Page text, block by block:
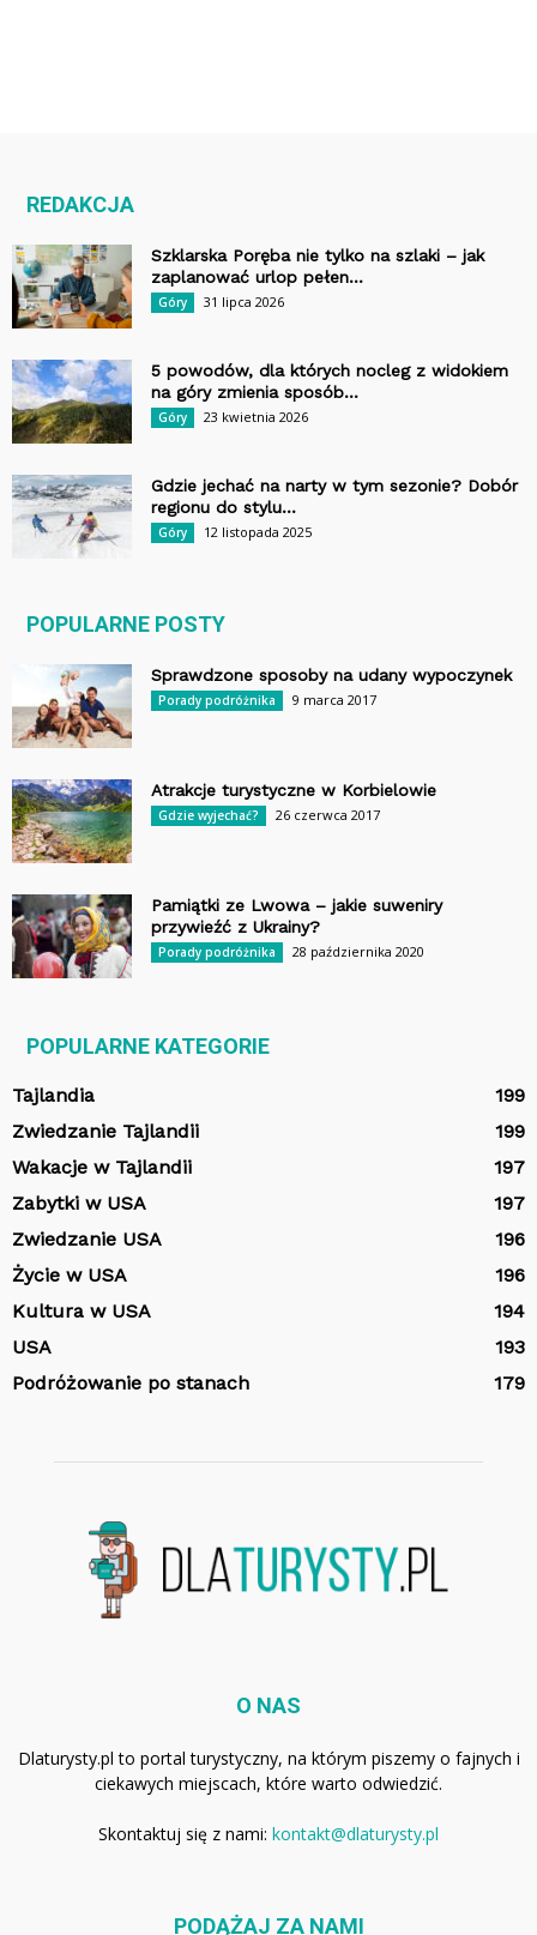
REDAKCJA
Szklarska Poręba nie tylko na szlaki – jak
zaplanować urlop pełen...
Góry 31 lipca 2026
5 powodów, dla których nocleg z widokiem
na góry zmienia sposób...
Góry 23 kwietnia 2026
Gdzie jechać na narty w tym sezonie? Dobór
regionu do stylu...
Góry 12 listopada 2025
POPULARNE POSTY
Sprawdzone sposoby na udany wypoczynek
Porady podróżnika 9 marca 2017
Atrakcje turystyczne w Korbielowie
Gdzie wyjechać? 26 czerwca 2017
Pamiątki ze Lwowa – jakie suweniry
przywieźć z Ukrainy?
Porady podróżnika 28 października 2020
POPULARNE KATEGORIE
Tajlandia
199
Zwiedzanie Tajlandii
199
Wakacje w Tajlandii
197
Zabytki w USA
197
Zwiedzanie USA
196
Życie w USA
196
Kultura w USA
194
USA
193
Podróżowanie po stanach
179
O NAS
Dlaturysty.pl to portal turystyczny, na którym piszemy o fajnych i
ciekawych miejscach, które warto odwiedzić.
Skontaktuj się z nami: kontakt@dlaturysty.pl
PODĄŻAJ ZA NAMI